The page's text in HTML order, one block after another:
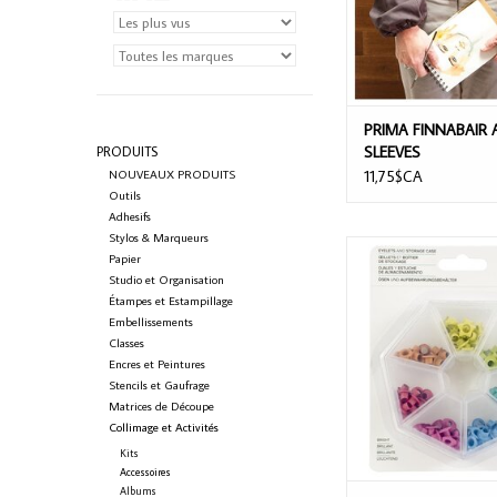
PRODUITS
NOUVEAUX PRODUITS
Outils
Adhesifs
Stylos & Marqueurs
Papier
Studio et Organisation
Étampes et Estampillage
Embellissements
Classes
Encres et Peintures
Stencils et Gaufrage
Matrices de Découpe
Collimage et Activités
Kits
Accessoires
Albums
PRIMA FINNABAIR
SLEEVES
11,75$CA
WE R MEMORY
EYELETS WITH
AJOUTER AU